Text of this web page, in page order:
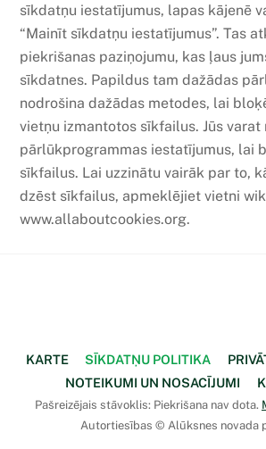
sīkdatņu iestatījumus, lapas kājenē
“Mainīt sīkdatņu iestatījumus”. Tas
piekrišanas paziņojumu, kas ļaus
sīkdatnes. Papildus tam dažādas
nodrošina dažādas metodes, lai
vietņu izmantotos sīkfailus. Jūs varat
pārlūkprogrammas iestatījumus, lai
sīkfailus. Lai uzzinātu vairāk par to,
dzēst sīkfailus, apmeklējiet vietni
www.allaboutcookies.org.
KARTE SĪKDATŅU POLITIKA
NOTEIKUMI UN NOSACĪJUMI
Pašreizējais stāvoklis: Piekrišana nav dota.
Autortiesības © Alūksnes novada